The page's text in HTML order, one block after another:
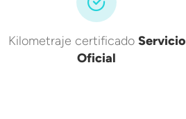
Kilometraje certificado Servicio
Oficial